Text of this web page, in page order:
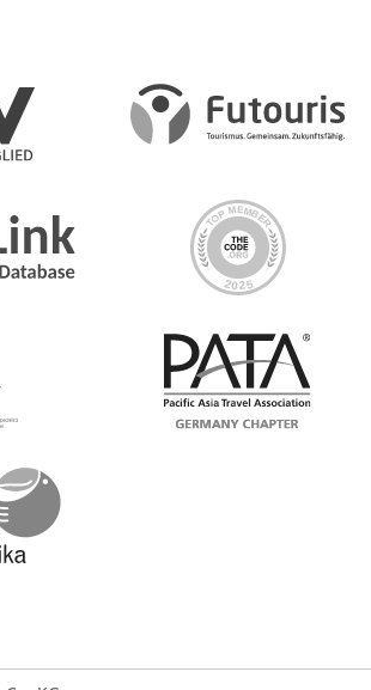
und die
um die Stadt kennenzulernen
a full-day optional activity today, we
a post-night accommodation.